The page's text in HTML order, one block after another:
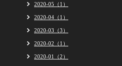
2020-05（1）
2020-04（1）
2020-03（3）
2020-02（1）
2020-01（2）